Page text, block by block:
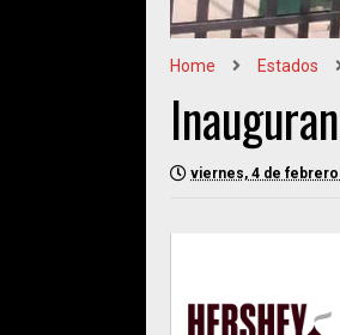
Home Estados
viernes, 4 de febrero